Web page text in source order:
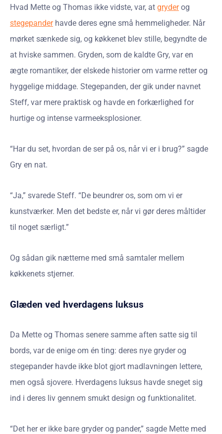
Hvad Mette og Thomas ikke vidste, var, at gryderog
stegepanderhavde deres egne små hemmeligheder. Når
mørket sænkede sig, og køkkenet blev stille, begyndte de
at hviske sammen. Gryden, som de kaldte Gry, var en
ægte romantiker, der elskede historier om varme retter og
hyggelige middage. Stegepanden, der gik under navnet
Steff, var mere praktisk og havde en forkærlighed for
hurtige og intense varmeeksplosioner.
“Har du set, hvordan de ser på os, når vi er i brug?” sagde
Gry en nat.
“Ja,” svarede Steff. “De beundrer os, som om vi er
kunstværker. Men det bedste er, når vi gør deres måltider
til noget særligt.”
Og sådan gik nætterne med små samtaler mellem
køkkenets stjerner.
Glæden ved hverdagens luksus
Da Mette og Thomas senere samme aften satte sig til
bords, var de enige om én ting: deres nye gryder og
stegepander havde ikke blot gjort madlavningen lettere,
men også sjovere. Hverdagens luksus havde sneget sig
ind i deres liv gennem smukt design og funktionalitet.
“Det her er ikke bare gryder og pander,” sagde Mette med